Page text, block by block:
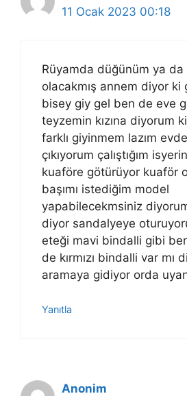
11 Ocak 2023 00:18
Rüyamda düğünüm ya da
olacakmış annem diyor ki
bisey giy gel ben de eve
teyzemin kızına diyorum
farklı giyinmem lazım
çıkıyorum çalıştığım
kuaföre götürüyor kuaför
başımı istediğim model
yapabilecekmsiniz
diyor sandalyeye
eteği mavi bindalli gibi
de kırmızı bindalli var mı
aramaya gidiyor orda
Yanıtla
Anonim